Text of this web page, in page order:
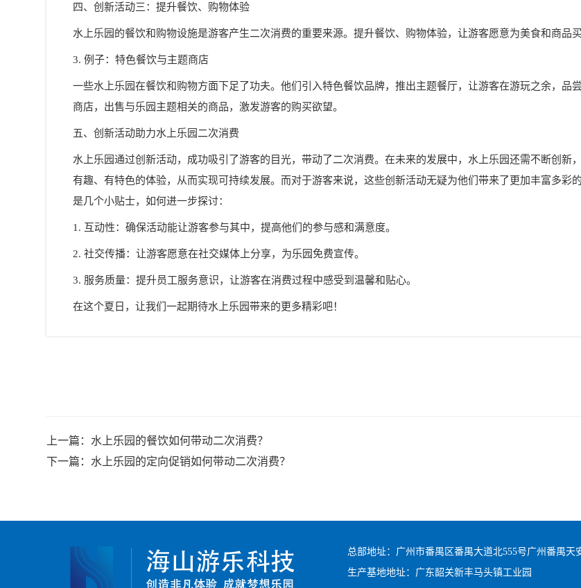
四、创新活动三：提升餐饮、购物体验
水上乐园的餐饮和购物设施是游客产生二次消费的重要来源。提升餐饮、购物体验，让游客愿意为美食和商品买
3. 例子：特色餐饮与主题商店
一些水上乐园在餐饮和购物方面下足了功夫。他们引入特色餐饮品牌，推出主题餐厅，让游客在游玩之余，品
商店，出售与乐园主题相关的商品，激发游客的购买欲望。
五、创新活动助力水上乐园二次消费
水上乐园通过创新活动，成功吸引了游客的目光，带动了二次消费。在未来的发展中，水上乐园还需不断创新
有趣、有特色的体验，从而实现可持续发展。而对于游客来说，这些创新活动无疑为他们带来了更加丰富多彩
是几个小贴士，如何进一步探讨：
1. 互动性：确保活动能让游客参与其中，提高他们的参与感和满意度。
2. 社交传播：让游客愿意在社交媒体上分享，为乐园免费宣传。
3. 服务质量：提升员工服务意识，让游客在消费过程中感受到温馨和贴心。
在这个夏日，让我们一起期待水上乐园带来的更多精彩吧！
上一篇： 水上乐园的餐饮如何带动二次消费？
下一篇： 水上乐园的定向促销如何带动二次消费？
总部地址：广州市番禺区番禺大道北555号广州番禺天
生产基地地址：广东韶关新丰马头镇工业园